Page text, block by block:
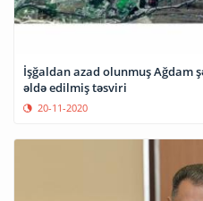
İşğaldan azad olunmuş Ağdam
əldə edilmiş təsviri
20-11-2020